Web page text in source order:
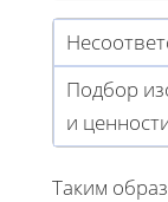
Подбор
и
Таким